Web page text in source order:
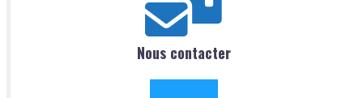
Nous contacter